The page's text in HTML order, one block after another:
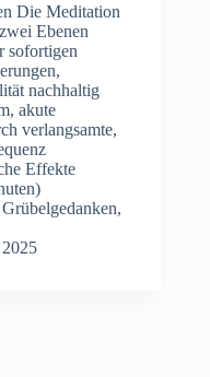
D‬ie Meditation
Ebenen
sofortigen
nachhaltig
akute
verlangsamte,
Effekte